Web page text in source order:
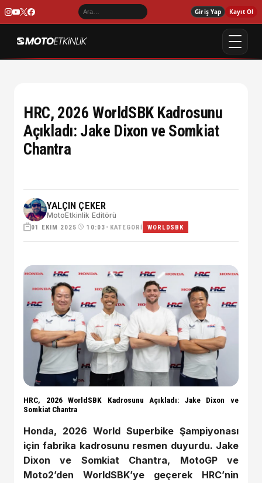
Giriş Yap Kayıt Ol
HRC, 2026 WorldSBK Kadrosunu
Açıkladı: Jake Dixon ve Somkiat
Chantra
YALÇIN ÇEKER
MotoEtkinlik Editörü
01 EKIM 2025 10:03 • KATEGORI WORLDSBK
HRC, 2026 WorldSBK Kadrosunu Açıkladı: Jake Dixon ve
Somkiat Chantra
Honda, 2026 World Superbike Şampiyonası
için fabrika kadrosunu resmen duyurdu. Jake
Dixon ve Somkiat Chantra, MotoGP ve
Moto2’den WorldSBK’ye geçerek HRC’nin